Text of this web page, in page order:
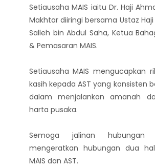
Setiausaha MAIS iaitu Dr. Haji
Makhtar diiringi bersama Ustaz
Salleh bin Abdul Saha, Ketua
& Pemasaran MAIS.
Setiausaha MAIS mengucapkan
kasih kepada AST yang konsisten
dalam menjalankan amanah
harta pusaka.
Semoga jalinan
mengeratkan hubungan dua
MAIS dan AST.